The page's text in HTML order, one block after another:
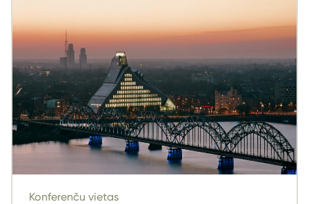
Konferenču vietas